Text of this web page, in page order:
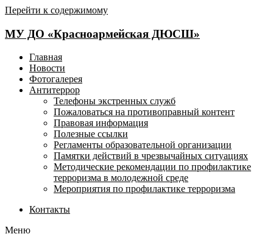
Перейти к содержимому
МУ ДО «Красноармейская ДЮСШ»
Главная
Новости
Фотогалерея
Антитеррор
Телефоны экстренных служб
Пожаловаться на противоправный контент
Правовая информация
Полезные ссылки
Регламенты образовательной организации
Памятки действий в чрезвычайных ситуациях
Методические рекомендации по профилактике
терроризма в молодежной среде
Мероприятия по профилактике терроризма
Контакты
Меню